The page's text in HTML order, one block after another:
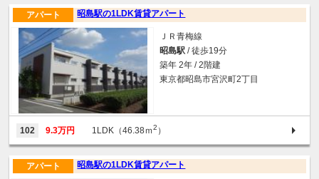
昭島駅の1LDK賃貸アパート
アパート
ＪＲ青梅線
昭島駅 / 徒歩19分
築年 2年 / 2階建
東京都昭島市宮沢町2丁目
102 9.3万円 1LDK（46.38ｍ2 ）
昭島駅の1LDK賃貸アパート
アパート